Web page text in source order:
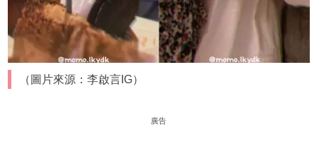
（圖片來源：李啟言IG）
廣告